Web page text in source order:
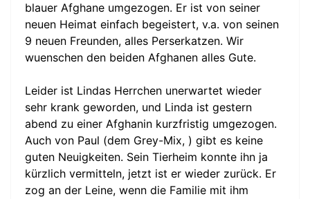
blauer Afghane umgezogen. Er ist von seiner
neuen Heimat einfach begeistert, v.a. von seinen
9 neuen Freunden, alles Perserkatzen. Wir
wuenschen den beiden Afghanen alles Gute.
Leider ist Lindas Herrchen unerwartet wieder
sehr krank geworden, und Linda ist gestern
abend zu einer Afghanin kurzfristig umgezogen.
Auch von Paul (dem Grey-Mix, ) gibt es keine
guten Neuigkeiten. Sein Tierheim konnte ihn ja
kürzlich vermitteln, jetzt ist er wieder zurück. Er
zog an der Leine, wenn die Familie mit ihm